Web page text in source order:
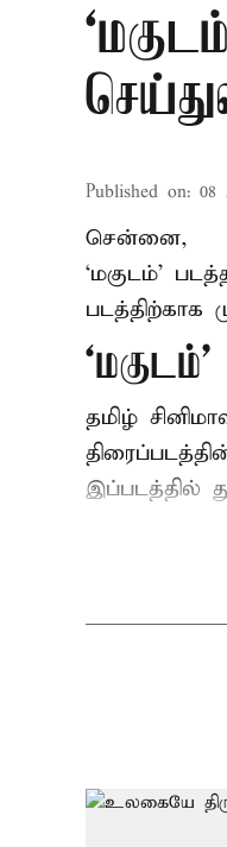
Published on: 08
சென்னை,
‘மகுடம்’
படத்திற்காக
தமிழ்
இப்படத்தில்